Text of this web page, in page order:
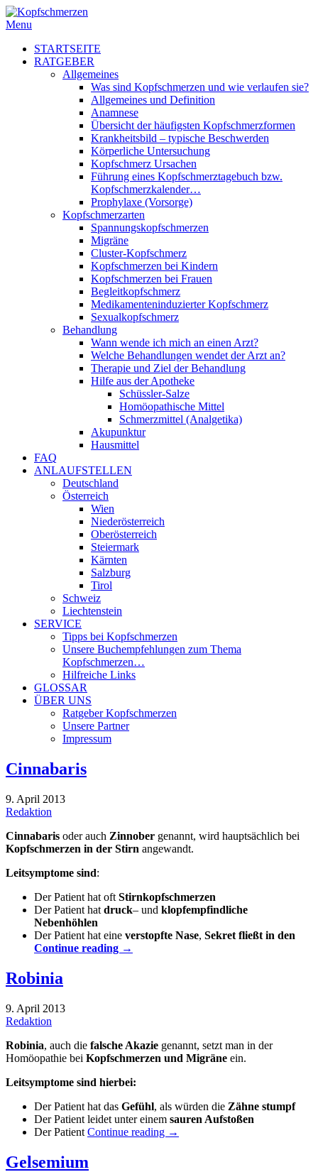
Menu
STARTSEITE
RATGEBER
Allgemeines
Was sind Kopfschmerzen und wie verlaufen sie?
Allgemeines und Definition
Anamnese
Übersicht der häufigsten Kopfschmerzformen
Krankheitsbild – typische Beschwerden
Körperliche Untersuchung
Kopfschmerz Ursachen
Führung eines Kopfschmerztagebuch bzw.
Kopfschmerzkalender…
Prophylaxe (Vorsorge)
Kopfschmerzarten
Spannungskopfschmerzen
Migräne
Cluster-Kopfschmerz
Kopfschmerzen bei Kindern
Kopfschmerzen bei Frauen
Begleitkopfschmerz
Medikamenteninduzierter Kopfschmerz
Sexualkopfschmerz
Behandlung
Wann wende ich mich an einen Arzt?
Welche Behandlungen wendet der Arzt an?
Therapie und Ziel der Behandlung
Hilfe aus der Apotheke
Schüssler-Salze
Homöopathische Mittel
Schmerzmittel (Analgetika)
Akupunktur
Hausmittel
FAQ
ANLAUFSTELLEN
Deutschland
Österreich
Wien
Niederösterreich
Oberösterreich
Steiermark
Kärnten
Salzburg
Tirol
Schweiz
Liechtenstein
SERVICE
Tipps bei Kopfschmerzen
Unsere Buchempfehlungen zum Thema
Kopfschmerzen…
Hilfreiche Links
GLOSSAR
ÜBER UNS
Ratgeber Kopfschmerzen
Unsere Partner
Impressum
Cinnabaris
9. April 2013
Redaktion
Cinnabaris oder auch Zinnober genannt, wird hauptsächlich bei
Kopfschmerzen in der Stirn angewandt.
Leitsymptome sind:
Der Patient hat oft Stirnkopfschmerzen
Der Patient hat druck– und klopfempfindliche
Nebenhöhlen
Der Patient hat eine verstopfte Nase, Sekret fließt in den
Continue reading →
Robinia
9. April 2013
Redaktion
Robinia, auch die falsche Akazie genannt, setzt man in der
Homöopathie bei Kopfschmerzen und Migräne ein.
Leitsymptome sind hierbei:
Der Patient hat das Gefühl, als würden die Zähne stumpf
Der Patient leidet unter einem sauren Aufstoßen
Der Patient Continue reading →
Gelsemium